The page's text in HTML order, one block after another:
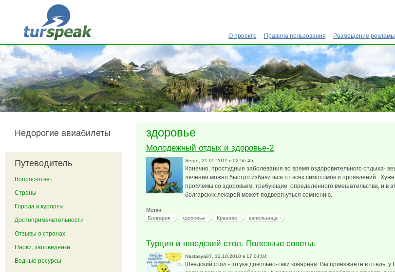
Перейти к основному содержанию
О проекте
Правила пользования Размещение рекламы
здоровье
Молодежный отдых и здоровье-2
Sergo , 21.05.2011 в 02:56:45
Конечно, простудные заболевания во время оздоровительного отдыха-
лечении можно быстро избавиться от всех симптомов и проявлений.
проблемы со здоровьем, требующие определенного вмешательства, и в
болгарских лекарей может подвергнуться сомнению.
Метки:
Болгария
здоровье Кранево капельница
Турция и шведский стол. Полезные советы.
Nastasya87 , 12.10.2010 в 17:04:04
Шведский стол - штука довольно-таки коварная. Вы приезжаете в отель, у
Недорогие авиабилеты
Путеводитель
Вопрос-ответ
Страны
Города и курорты
Достопримечательности
Отзывы о странах
Парки, заповедники
Водные ресурсы